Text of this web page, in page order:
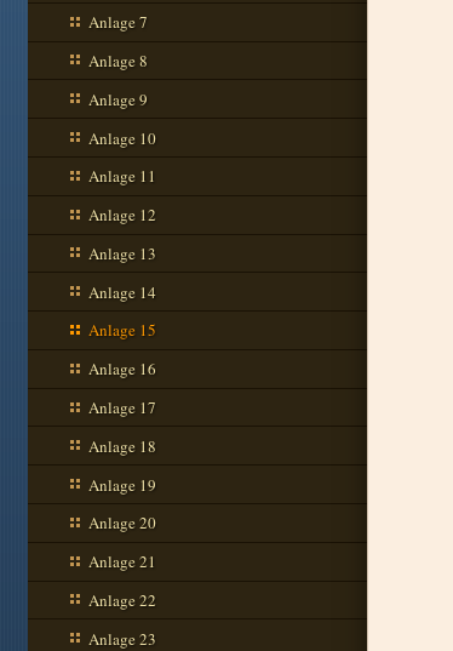
Anlage 7
Anlage 8
Anlage 9
Anlage 10
Anlage 11
Anlage 12
Anlage 13
Anlage 14
Anlage 15
Anlage 16
Anlage 17
Anlage 18
Anlage 19
Anlage 20
Anlage 21
Anlage 22
Anlage 23